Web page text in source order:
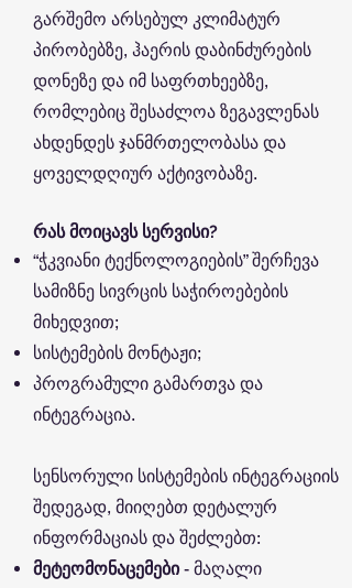
გარშემო არსებულ კლიმატურ
პირობებზე, ჰაერის დაბინძურების
დონეზე და იმ საფრთხეებზე,
რომლებიც შესაძლოა ზეგავლენას
ახდენდეს ჯანმრთელობასა და
ყოველდღიურ აქტივობაზე.
რას მოიცავს სერვისი?
“ჭკვიანი ტექნოლოგიების” შერჩევა
სამიზნე სივრცის საჭიროებების
მიხედვით;
სისტემების მონტაჟი;
პროგრამული გამართვა და
ინტეგრაცია.
სენსორული სისტემების ინტეგრაციის
შედეგად, მიიღებთ დეტალურ
ინფორმაციას და შეძლებთ:
მეტეომონაცემები- მაღალი